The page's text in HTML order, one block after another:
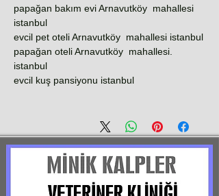
papağan bakım evi Arnavutköy mahallesi
istanbul
evcil pet oteli Arnavutköy mahallesi istanbul
papağan oteli Arnavutköy mahallesi.
istanbul
evcil kuş pansiyonu istanbul